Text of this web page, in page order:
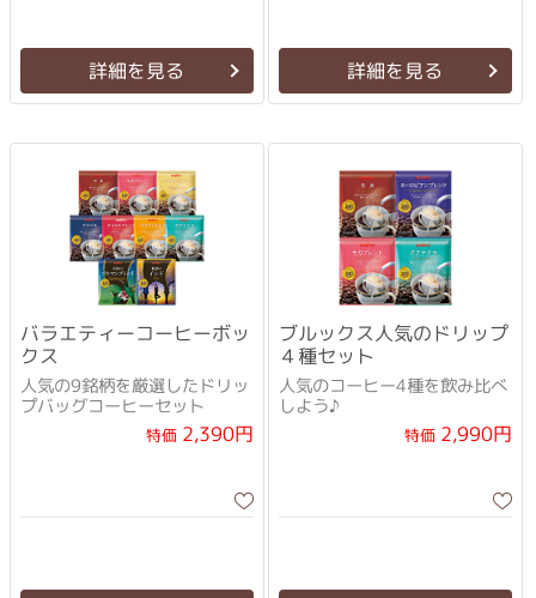
詳細を見る 詳細を見る
バラエティーコーヒーボッ
クス
人気の9銘柄を厳選したドリッ
プバッグコーヒーセット
特価2,390円
ブルックス人気のドリップ
４種セット
人気のコーヒー4種を飲み比べ
しよう♪
特価2,990円